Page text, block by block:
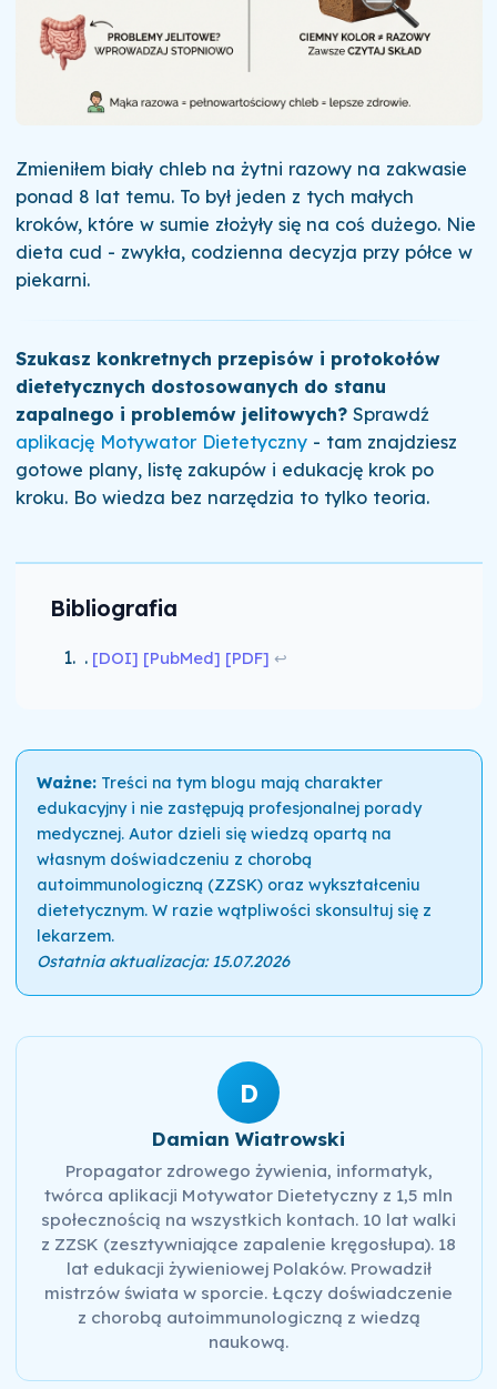
Zmieniłem biały chleb na żytni razowy na zakwasie
ponad 8 lat temu. To był jeden z tych małych
kroków, które w sumie złożyły się na coś dużego. Nie
dieta cud - zwykła, codzienna decyzja przy półce w
piekarni.
Szukasz konkretnych przepisów i protokołów
dietetycznych dostosowanych do stanu
zapalnego i problemów jelitowych?Sprawdź
aplikację Motywator Dietetyczny- tam znajdziesz
gotowe plany, listę zakupów i edukację krok po
kroku. Bo wiedza bez narzędzia to tylko teoria.
Bibliografia
. [DOI] [PubMed] [PDF] ↩
Ważne:Treści na tym blogu mają charakter
edukacyjny i nie zastępują profesjonalnej porady
medycznej. Autor dzieli się wiedzą opartą na
własnym doświadczeniu z chorobą
autoimmunologiczną (ZZSK) oraz wykształceniu
dietetycznym. W razie wątpliwości skonsultuj się z
lekarzem.
Ostatnia aktualizacja: 15.07.2026
D
Damian Wiatrowski
Propagator zdrowego żywienia, informatyk,
twórca aplikacji Motywator Dietetyczny z 1,5 mln
społecznością na wszystkich kontach. 10 lat walki
z ZZSK (zesztywniające zapalenie kręgosłupa). 18
lat edukacji żywieniowej Polaków. Prowadził
mistrzów świata w sporcie. Łączy doświadczenie
z chorobą autoimmunologiczną z wiedzą
naukową.